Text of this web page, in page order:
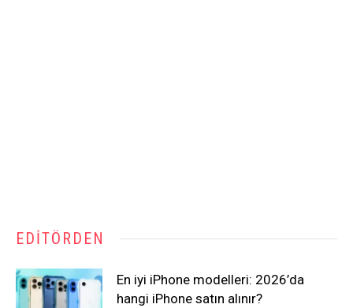
EDITÖRDEN
En iyi iPhone modelleri: 2026’da
hangi iPhone satın alınır?